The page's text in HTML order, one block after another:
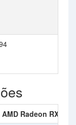
AMD Radeon RX